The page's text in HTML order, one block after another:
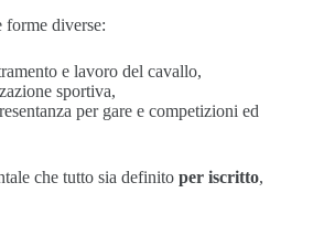
forme diverse:
e lavoro del cavallo,
sportiva,
per gare e competizioni ed
che tutto sia definito per iscritto,